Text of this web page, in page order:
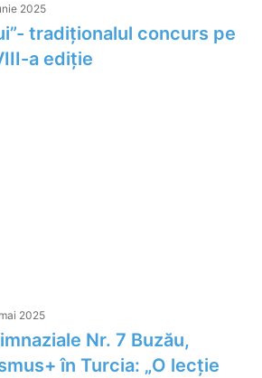
2025
tradiționalul concurs pe
a ediție
2025
Nr. 7 Buzău,
în Turcia: „O lecție